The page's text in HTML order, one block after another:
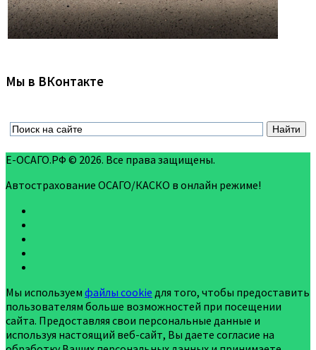
Мы в ВКонтакте
Е-ОСАГО.РФ © 2026. Все права защищены.
Автострахование ОСАГО/КАСКО в онлайн режиме!
Мы используем файлы cookie для того, чтобы предоставить
пользователям больше возможностей при посещении
сайта. Предоставляя свои персональные данные и
используя настоящий веб-сайт, Вы даете согласие на